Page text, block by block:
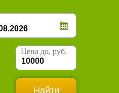
Цена до, руб.